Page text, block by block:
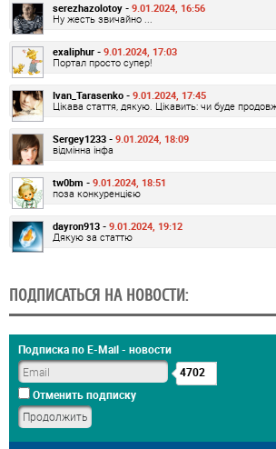
serezhazolotoy - 9.01.2024, 16:56
Ну жесть звичайно ...
exaliphur - 9.01.2024, 17:03
Портал просто супер!
Ivan_Tarasenko - 9.01.2024, 17:45
Цікава стаття, дякую. Цікавить: чи буде
Sergey1233 - 9.01.2024, 18:09
відмінна інфа
tw0bm - 9.01.2024, 18:51
поза конкуренцією
dayron913 - 9.01.2024, 19:12
Дякую за статтю
ПОДПИСАТЬСЯ НА НОВОСТИ:
Подписка по E-Mail - новости
4702
Отменить подписку